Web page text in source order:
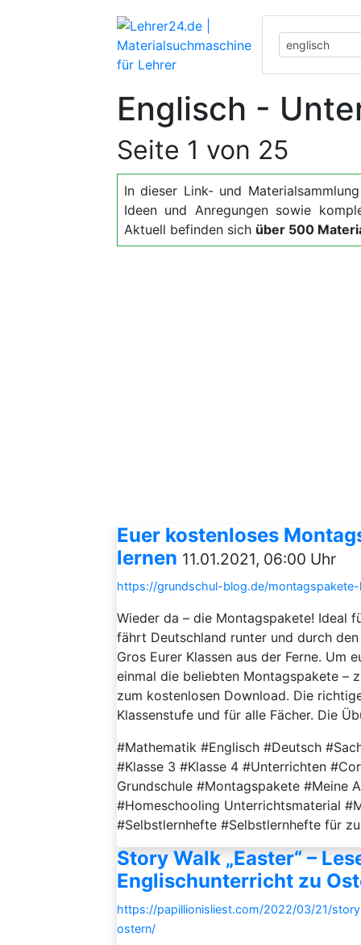
Englisch -
Seite 1 von 25
In dieser Link- und
Ideen und Anregungen sowie
Aktuell befinden sich über 500
Euer kostenloses
lernen 11.01.2021, 06:00 Uhr
https://grundschul-blog.de/
Wieder da – die Montagspakete! Ideal
fährt Deutschland runter und durch
Gros Eurer Klassen aus der Ferne.
einmal die beliebten Montagspakete –
zum kostenlosen Download. Die
Klassenstufe und für alle Fächer. Die
#Mathematik #Englisch #Deutsch
#Klasse 3 #Klasse 4 #Unterrichten
Grundschule #Montagspakete #Meine
#Homeschooling Unterrichtsmaterial
#Selbstlernhefte #Selbstlernhefte für
Story Walk „Easter“ –
Englischunterricht zu
https://papillionisliest.com/2022/03/21/
ostern/